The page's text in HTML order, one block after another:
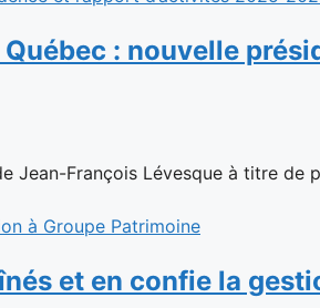
: nouvelle
Jean-François Lévesque à titre de
et en confie la